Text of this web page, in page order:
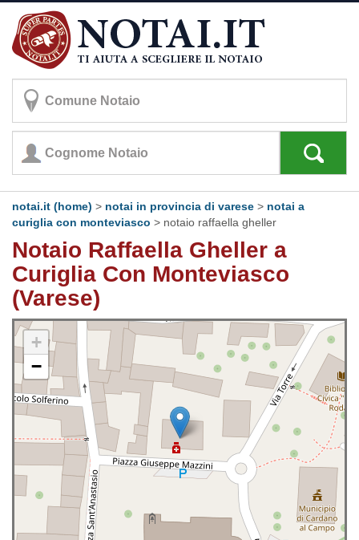
notai.it (home) > notai in provincia di varese > notai a
curiglia con monteviasco > notaio raffaella gheller
Notaio Raffaella Gheller a
Curiglia Con Monteviasco
(Varese)
+
−